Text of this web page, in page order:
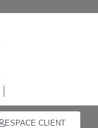
ESPACE CLIENT